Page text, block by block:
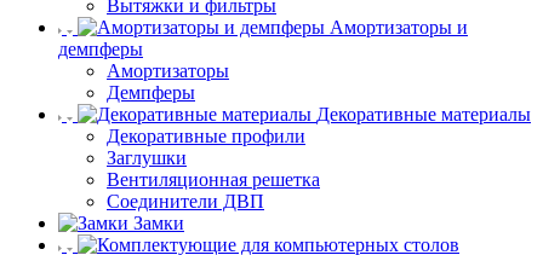
Вытяжки и фильтры
Амортизаторы и
демпферы
Амортизаторы
Демпферы
Декоративные материалы
Декоративные профили
Заглушки
Вентиляционная решетка
Соединители ДВП
Замки